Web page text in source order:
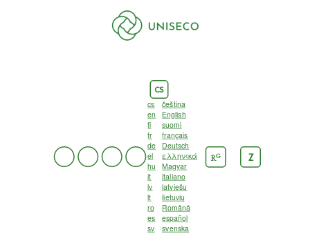
CS
cs
čeština
en
English
fi
suomi
fr
français
de
Deutsch
el
ελληνικά
hu
Magyar
it
italiano
lv
latviešu
lt
lietuvių
ro
Română
es
español
sv
svenska
RG Z